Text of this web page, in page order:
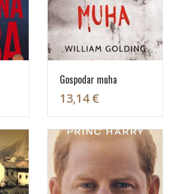
Gospodar muha
13,14 €